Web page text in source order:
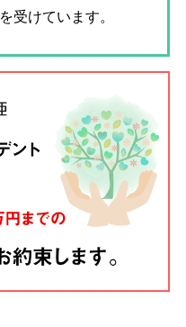
受けています。